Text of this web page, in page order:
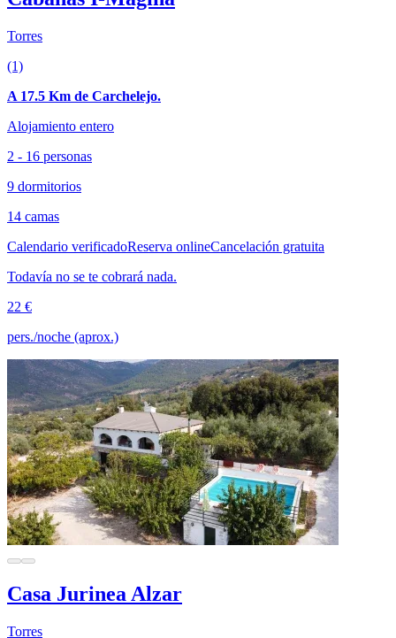
Torres
(1)
A 17.5 Km de Carchelejo.
Alojamiento entero
2 - 16 personas
9 dormitorios
14 camas
Calendario verificadoReserva onlineCancelación gratuita
Todavía no se te cobrará nada.
22 €
pers./noche (aprox.)
Casa Jurinea Alzar
Torres